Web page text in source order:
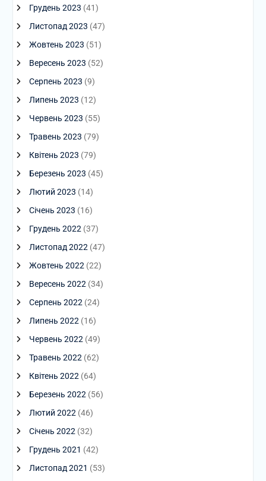
Грудень 2023 (41)
Листопад 2023 (47)
Жовтень 2023 (51)
Вересень 2023 (52)
Серпень 2023 (9)
Липень 2023 (12)
Червень 2023 (55)
Травень 2023 (79)
Квітень 2023 (79)
Березень 2023 (45)
Лютий 2023 (14)
Січень 2023 (16)
Грудень 2022 (37)
Листопад 2022 (47)
Жовтень 2022 (22)
Вересень 2022 (34)
Серпень 2022 (24)
Липень 2022 (16)
Червень 2022 (49)
Травень 2022 (62)
Квітень 2022 (64)
Березень 2022 (56)
Лютий 2022 (46)
Січень 2022 (32)
Грудень 2021 (42)
Листопад 2021 (53)